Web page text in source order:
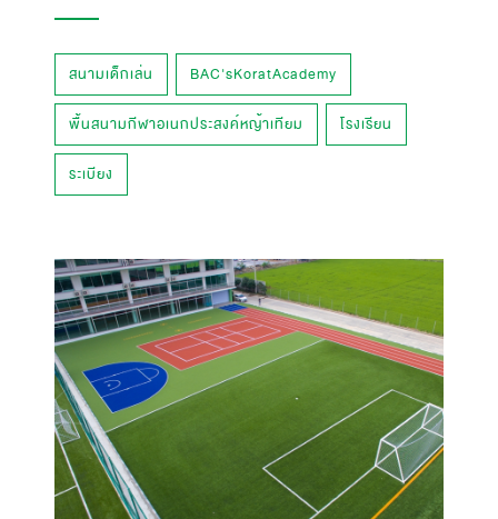
สนามเด็กเล่น BAC'sKoratAcademy
พื้นสนามกีฬาอเนกประสงค์หญ้าเทียม โรงเรียน
ระเบียง